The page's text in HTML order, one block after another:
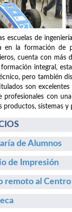
escuelas de
la formación de
cuenta con más
integral,
pero también
son
profesionales con
productos, sistemas y
de Alumnos
de Impresión
remoto al Centro